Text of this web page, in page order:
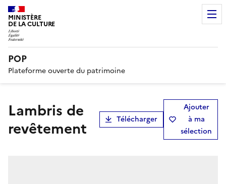
MINISTÈRE
DE LA CULTURE
POP
Plateforme ouverte du patrimoine
lambris de
revêtement
Télécharger
Ajouter
à ma
sélection